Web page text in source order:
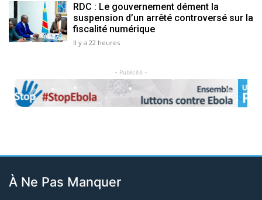
RDC : Le gouvernement dément la
suspension d’un arrêté controversé sur la
fiscalité numérique
Il y a 22 heures
- Publicité -
Previous Next
À Ne Pas Manquer